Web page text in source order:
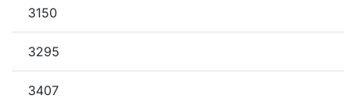
3150
3295
3407